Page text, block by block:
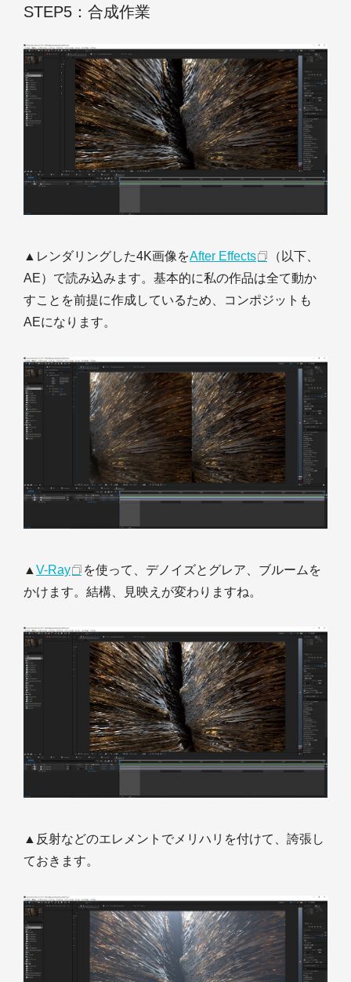
STEP5：合成作業
▲レンダリングした4K画像をAfter Effects
（以下、
AE）で読み込みます。基本的に私の作品は全て動か
すことを前提に作成しているため、コンポジットも
AEになります。
▲ V-Ray
を使って、デノイズとグレア、ブルームを
かけます。結構、見映えが変わりますね。
▲反射などのエレメントでメリハリを付けて、誇張し
ておきます。